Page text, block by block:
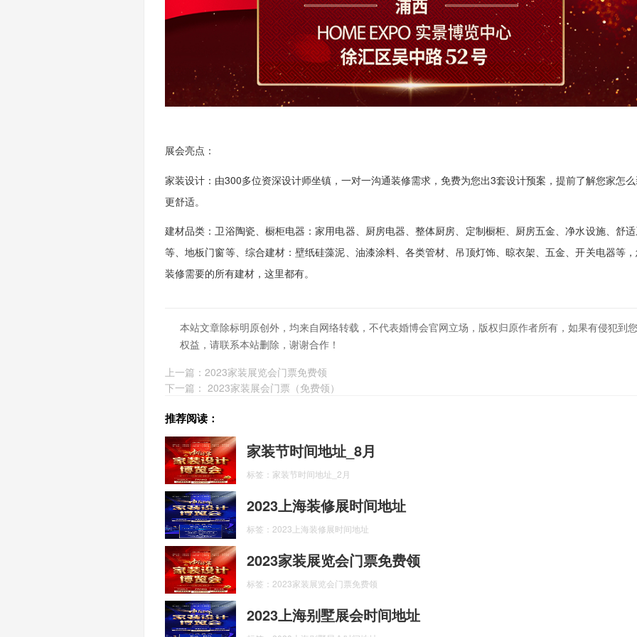
展会亮点：
家装设计： 由300多位资深设计师坐镇，一对一沟通装修需求，免费为您出3套设计预案，提前了解您家怎
更舒适。
建材品类： 卫浴陶瓷
橱柜电器：家用电器、厨房电器、整体厨房、定制橱柜、厨房五金、净水设施、舒
等 、地板门窗等、 综合建材：壁纸硅藻泥、油漆涂料、各类管材、吊顶灯饰、晾衣架、五金、开关电器等，
装修需要的所有建材，这里都有。
本站文章除标明原创外，均来自网络转载，不代表婚博会官网立场，版权归原作者所有，如果有侵犯到
权益，请联系本站删除，谢谢合作！
上一篇： 2023家装展览会门票免费领
下一篇： 2023家装展会门票（免费领）
推荐阅读：
家装节时间地址_8月
标签：家装节时间地址_2月
2023上海装修展时间地址
标签：2023上海装修展时间地址
2023家装展览会门票免费领
标签：2023家装展览会门票免费领
2023上海别墅展会时间地址